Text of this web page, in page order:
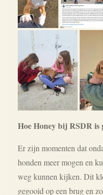
Hoe Honey bij RSDR is
Er zijn momenten dat
honden meer mogen en
weg kunnen kijken. Dit
gegooid op een brug en